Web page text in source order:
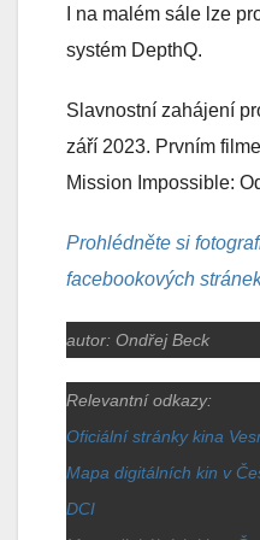
I na malém sále lze
systém DepthQ.
Slavnostní zahájení
září 2023. Prvním
Mission Impossible:
Prohlédněte si
facebookových
autor: Ondřej Beck
Relevantní odkazy:
Oficiální stránky kina
Mapa digitálních kin v
DCI